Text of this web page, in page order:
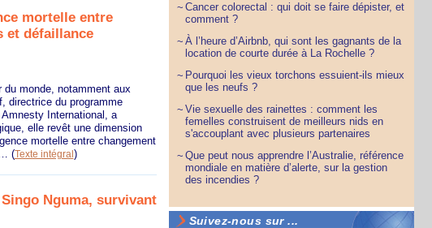
mortelle entre
et défaillance
du monde, notamment aux
directrice du programme
International, a
elle revêt une dimension
mortelle entre changement
(Texte intégral )
Nguma, survivant
~ Cancer colorectal : qui doit se faire dépister, et
comment ?
~ À l’heure d’Airbnb, qui sont les gagnants de la
location de courte durée à La Rochelle ?
~ Pourquoi les vieux torchons essuient-ils mieux
que les neufs ?
~ Vie sexuelle des rainettes : comment les
femelles construisent de meilleurs nids en
s'accouplant avec plusieurs partenaires
~ Que peut nous apprendre l’Australie, référence
mondiale en matière d’alerte, sur la gestion
des incendies ?
Suivez-nous sur ...